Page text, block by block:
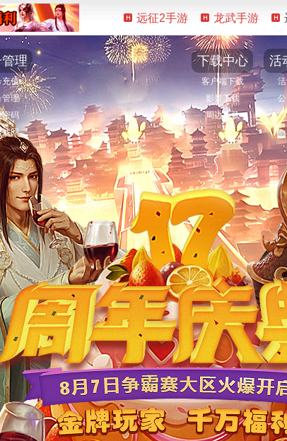
远征2手游 龙武手游
理
充值
管理
密码
找回
下载中心
客户端下载
影音下载
周边下载
活